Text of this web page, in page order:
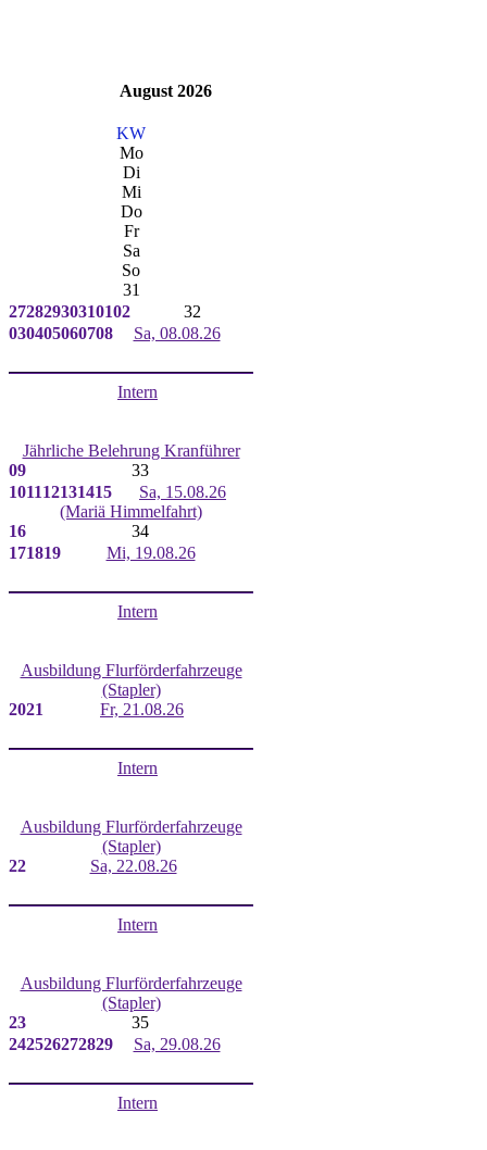
August 2026
KW
Mo
Di
Mi
Do
Fr
Sa
So
31
27282930310102
32
030405060708 Sa, 08.08.26
Intern
Jährliche Belehrung Kranführer
09
33
101112131415
Sa, 15.08.26
(Mariä Himmelfahrt)
16
34
171819 Mi, 19.08.26
Intern
Ausbildung Flurförderfahrzeuge
(Stapler)
2021 Fr, 21.08.26
Intern
Ausbildung Flurförderfahrzeuge
(Stapler)
22
Sa, 22.08.26
Intern
Ausbildung Flurförderfahrzeuge
(Stapler)
23
35
242526272829 Sa, 29.08.26
Intern